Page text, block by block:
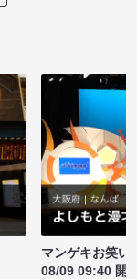
マンゲキお笑い
08/09 09:40 開